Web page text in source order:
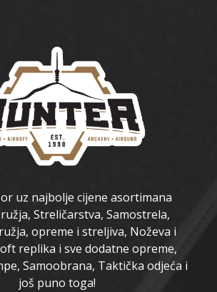
uz najbolje cijene asortimana
Streličarstva, Samostrela,
opreme i streljiva, Noževa i
replika i sve dodatne opreme,
Samoobrana, Taktička odjeća i
još puno toga!